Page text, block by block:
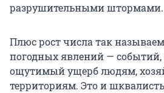
разрушительными штормами.
Плюс рост числа так
погодных явлений — событий,
ощутимый ущерб людям,
территориям. Это и